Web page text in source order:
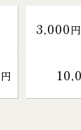
3,000
円